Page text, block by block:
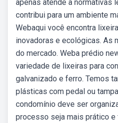
apenas atende a normativas
contribui para um ambiente
Webaqui você encontra
inovadoras e ecológicas. As
do mercado. Weba prédio
variedade de lixeiras para
galvanizado e ferro. Temos
plásticas com pedal ou
condomínio deve ser
processo seja mais prático e